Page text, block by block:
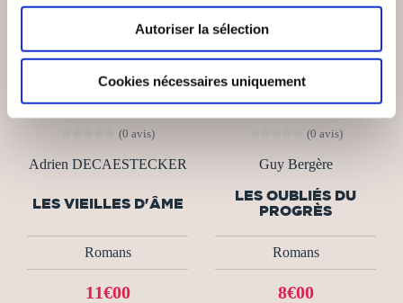
Autoriser la sélection
Cookies nécessaires uniquement
(0 avis)
Adrien DECAESTECKER
LES VIEILLES D'ÂME
Romans
11€00
(0 avis)
Guy Bergère
LES OUBLIÉS DU
PROGRÈS
Romans
8€00